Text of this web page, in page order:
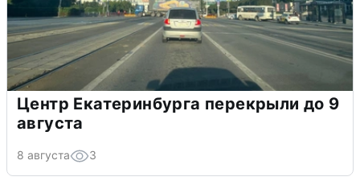
Центр Екатеринбурга перекрыли до 9
августа
8 августа 3